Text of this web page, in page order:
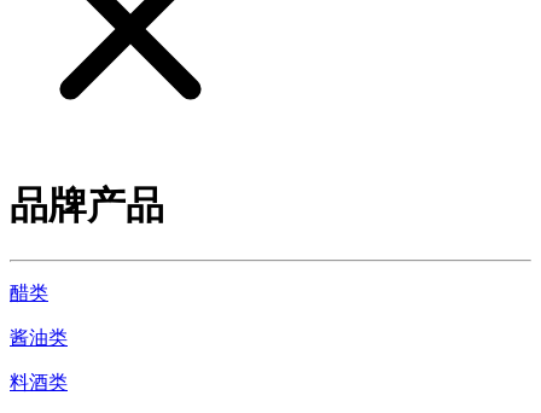
品牌产品
醋类
酱油类
料酒类